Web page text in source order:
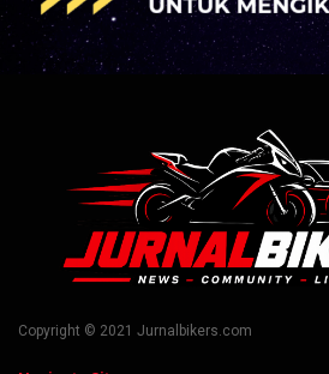
Copyright © 2021 Jurnalbikers.com